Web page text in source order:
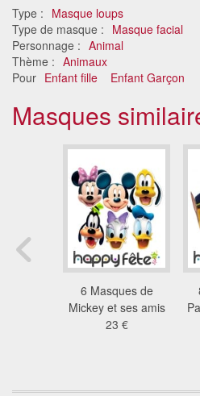
Type : Masque loups
Type de masque : Masque facial
Personnage : Animal
Thème : Animaux
Pour Enfant fille Enfant Garçon
Masques
6 Masques de
Mickey et ses amis
23 €